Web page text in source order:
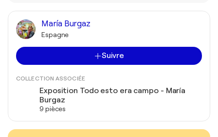
María Burgaz
Espagne
Suivre
COLLECTION ASSOCIÉE
Exposition Todo esto era campo - María
Burgaz
9 pièces